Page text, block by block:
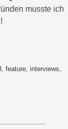
musste ich
feature interviews